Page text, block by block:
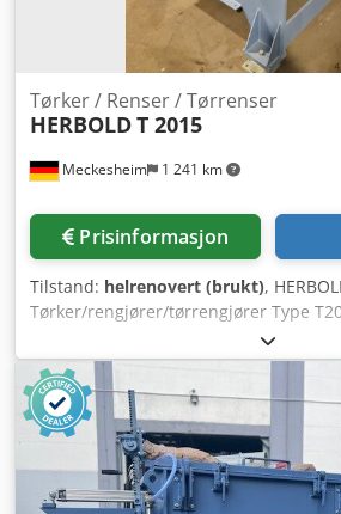
Meckesheim 1 241 km
Tørker / Renser / Tørrenser
HERBOLDT 2015
Prisinformasjon
Tilstand: helrenovert (brukt),
Tørker/rengjører/tørrengjører Type
132 kW avhengig av ønsket ytelse og
Bruksområde: Tørking og rengjøring
plastmaterialer, PET-flak (maks. 4 t/t
1,6 t/t) Dsdpfx Ajzrtmxei Ssck Rotor:
2300 mm lang Standard silhull: 2,5
kileremdrift